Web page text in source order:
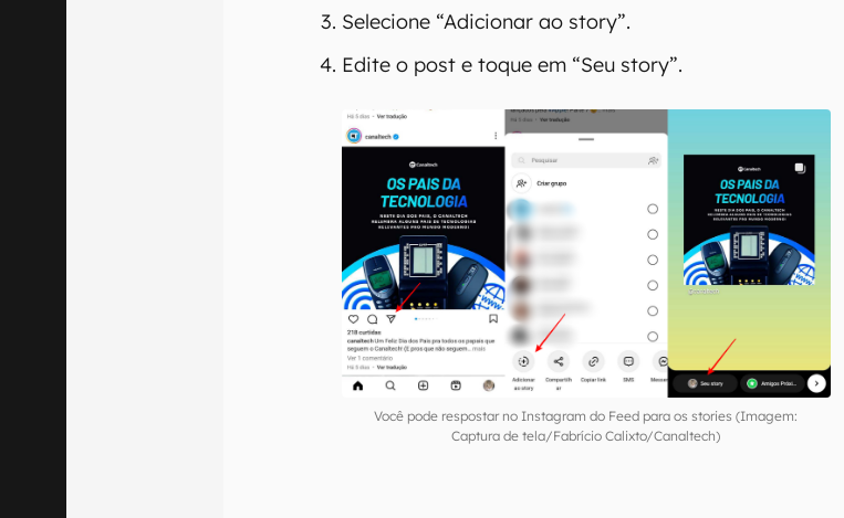
Selecione “Adicionar ao story”.
Edite o post e toque em “Seu story”.
Você pode respostar no Instagram do Feed para os stories (Imagem:
Captura de tela/Fabrício Calixto/Canaltech)